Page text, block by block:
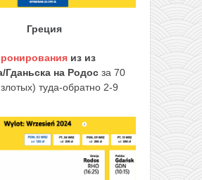
Греция
из из
Гданьска на Родос за 70
туда-обратно 2-9